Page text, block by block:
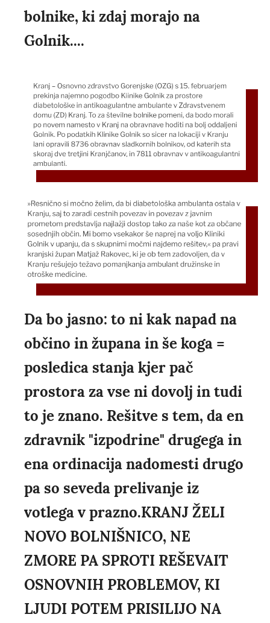
bolnike, ki zdaj morajo na
Golnik....
Da bo jasno: to ni kak napad na
občino in župana in še koga =
posledica stanja kjer pač
prostora za vse ni dovolj in tudi
to je znano. Rešitve s tem, da en
zdravnik "izpodrine" drugega in
ena ordinacija nadomesti drugo
pa so seveda prelivanje iz
votlega v prazno.KRANJ ŽELI
NOVO BOLNIŠNICO, NE
ZMORE PA SPROTI REŠEVAIT
OSNOVNIH PROBLEMOV, KI
LJUDI POTEM PRISILIJO NA